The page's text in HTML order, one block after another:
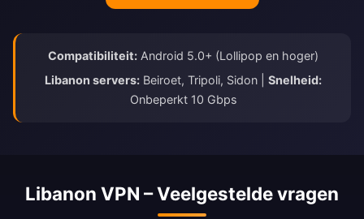
Compatibiliteit: Android 5.0+ (Lollipop en hoger)
Libanon servers: Beiroet, Tripoli, Sidon | Snelheid:
Onbeperkt 10 Gbps
Libanon VPN – Veelgestelde vragen